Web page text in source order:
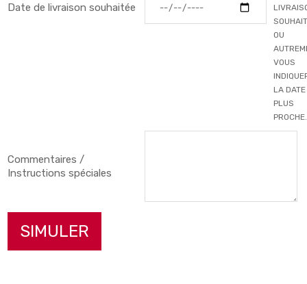
Date de livraison souhaitée
OU
VOUS
LA
PLUS
PROCHE.
Commentaires /
Instructions spéciales
SIMULER
Couleur secondaire
Bandes réfléchissantes
grises
Bandes réfléchissantes